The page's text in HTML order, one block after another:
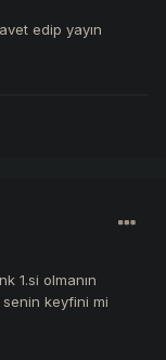
edip yayın
1.si olmanın
senin keyfini mi